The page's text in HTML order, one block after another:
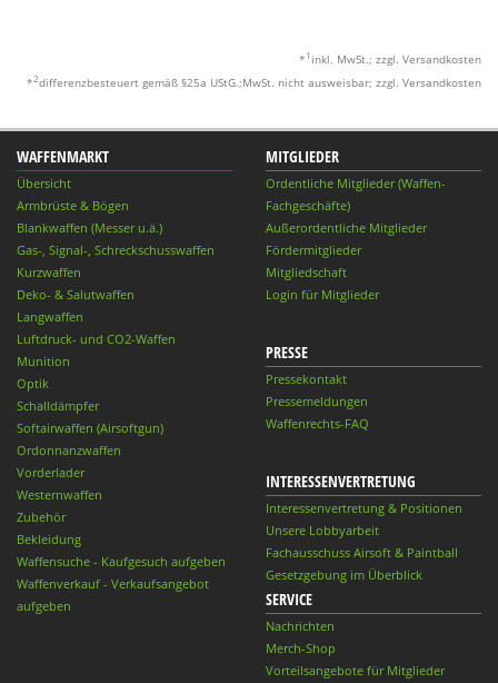
* 1 inkl. MwSt.; zzgl. Versandkosten
*2differenzbesteuert gemäß §25a UStG.;MwSt. nicht ausweisbar; zzgl. Versandkosten
WAFFENMARKT
Übersicht
Armbrüste & Bögen
Blankwaffen (Messer u.ä.)
Gas-, Signal-, Schreckschusswaffen
Kurzwaffen
Deko- & Salutwaffen
Langwaffen
Luftdruck- und CO2-Waffen
Munition
Optik
Schalldämpfer
Softairwaffen (Airsoftgun)
Ordonnanzwaffen
Vorderlader
Westernwaffen
Zubehör
Bekleidung
Waffensuche - Kaufgesuch aufgeben
Waffenverkauf - Verkaufsangebot
aufgeben
MITGLIEDER
Ordentliche Mitglieder (Waffen-
Fachgeschäfte)
Außerordentliche Mitglieder
Fördermitglieder
Mitgliedschaft
Login für Mitglieder
PRESSE
Pressekontakt
Pressemeldungen
Waffenrechts-FAQ
INTERESSENVERTRETUNG
Interessenvertretung & Positionen
Unsere Lobbyarbeit
Fachausschuss Airsoft & Paintball
Gesetzgebung im Überblick
SERVICE
Nachrichten
Merch-Shop
Vorteilsangebote für Mitglieder